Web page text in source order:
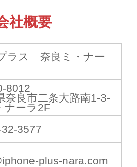
社概要
ラス 奈良ミ・ナー
8012
奈良市二条大路南1-3-
ナーラ2F
3577
plus-nara.com